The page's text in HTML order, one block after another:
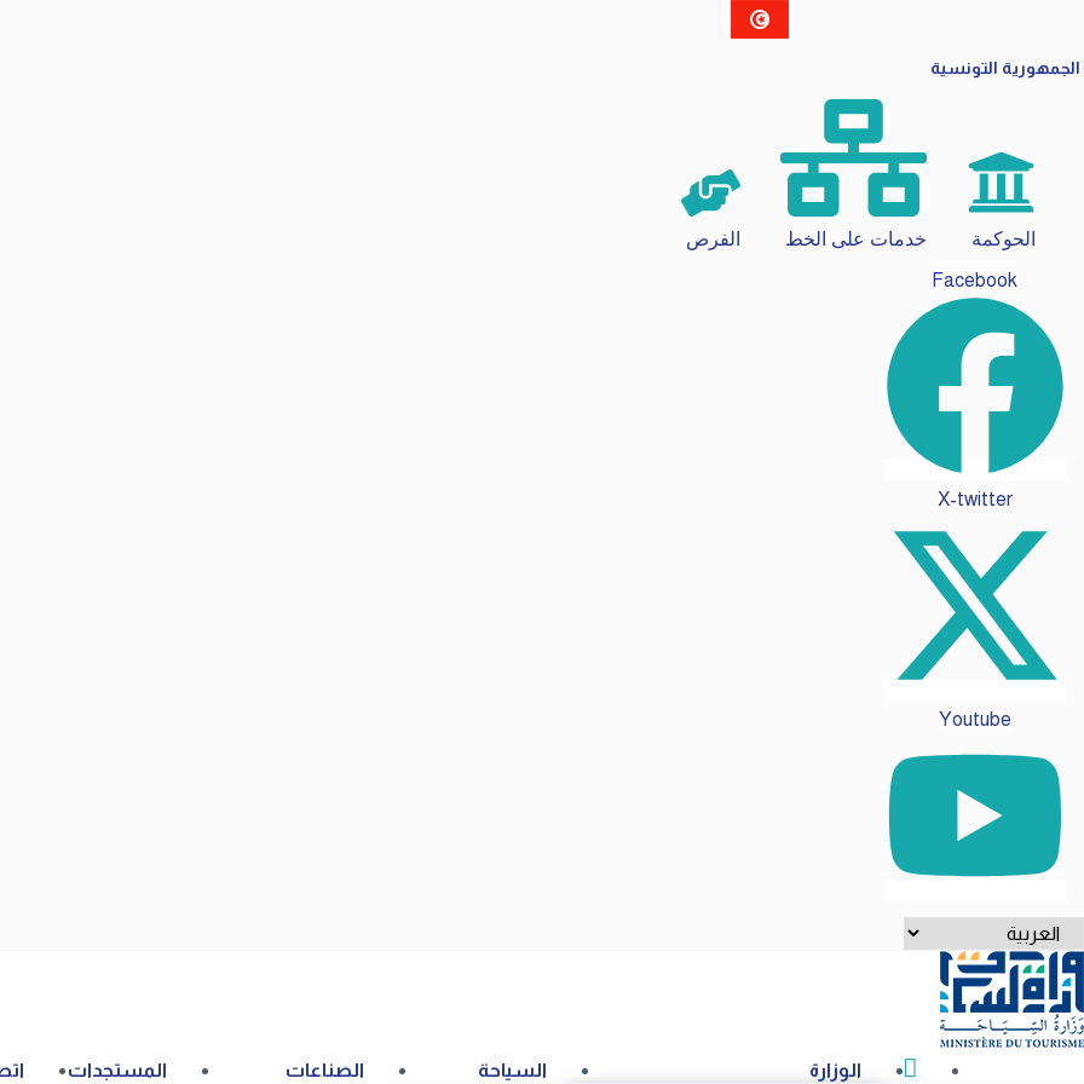
الجمهورية التونسية
الحوكمة خدمات على الخط الفرص
Facebook
X-twitter
Youtube
اختر
لغة
الوزارة السياحة
الصناعات
المستجدات